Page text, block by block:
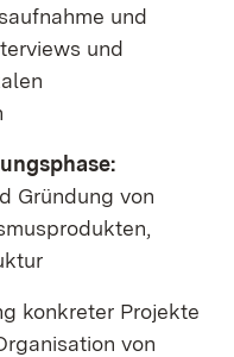
und
und
Gründung von
konkreter Projekte
von